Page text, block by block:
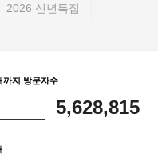
2026 신년특집
까지 방문자수
5,628,815